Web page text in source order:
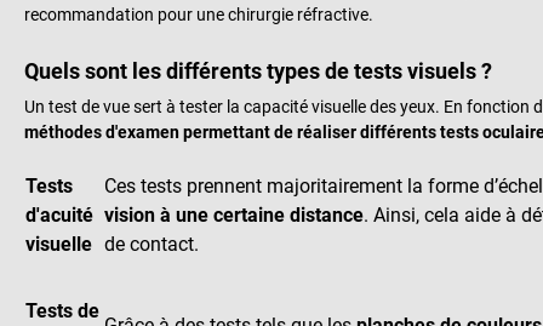
recommandation pour une chirurgie réfractive.
Quels sont les différents types de tests visuels ?
Un test de vue sert à tester la capacité visuelle des yeux. En fonction
méthodes d'examen permettant de réaliser différents tests
Tests
d'acuité
visuelle
Ces tests prennent majoritairement la forme
vision à une certaine distance. Ainsi, cela aide à
de contact.
Tests de